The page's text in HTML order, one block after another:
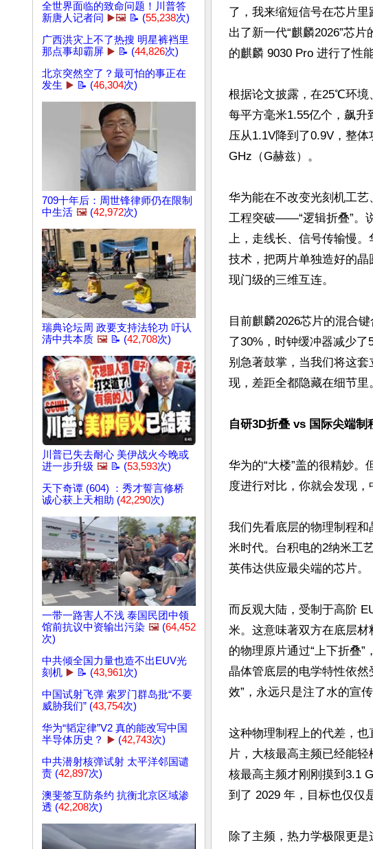
全世界面临的致命问题！川普答
新唐人记者问 ▶️🖼️ 📝 (55,238次)
广西洪灾上不了热搜 明星裤裆里
那点事却霸屏 ▶️ 📝 (44,826次)
北京突然空了？最可怕的事正在
发生 ▶️ 📝 (46,304次)
709十年后：周世锋律师仍在限制
中生活 🖼️ (42,972次)
瑞典论坛周 政要支持法轮功 吁认
清中共本质 🖼️ 📝 (42,708次)
川普已失去耐心 美伊战火今晚或
进一步升级 🖼️ 📝 (53,593次)
天下奇谭 (604) ：秀才誓言修桥
诚心获上天相助 (42,290次)
一带一路害人不浅 泰国民团中领
馆前抗议中资输出污染 🖼️ (64,452
次)
中共倾全国力量也造不出EUV光
刻机 ▶️ 📝 (43,961次)
中国试射飞弹 索罗门群岛批“不要
威胁我们” (43,754次)
华为“韬定律”V2 真的能改写中国
半导体历史？
▶️ (42,743次)
中共潜射核弹试射 太平洋邻国谴
责 (42,897次)
澳斐签互防条约 抗衡北京区域渗
透 (42,208次)
了，我来缩短信号在芯片
出了新一代“麒麟2026”芯
的麒麟 9030 Pro 进行了性能
根据论文披露，在25℃环境
每平方毫米1.55亿个，飙
压从1.1V降到了0.9V，整
GHz（G赫兹）。
华为能在不改变光刻机工
工程突破——“逻辑折叠”。
上，走线长、信号传输慢。
技术，把两片单独造好的晶
现门级的三维互连。
目前麒麟2026芯片的混合
了30%，时钟缓冲器减少
别急著鼓掌，当我们将这
现，差距全都隐藏在细节里
自研3D折叠 vs 国际尖端制
华为的“大楼”盖的很精妙。
度进行对比，你就会发现，
我们先看底层的物理制程
米时代。台积电的2纳米工
英伟达供应最尖端的芯片。
而反观大陆，受制于高阶
米。这意味著双方在底层
的物理原片通过“上下折叠”
晶体管底层的电学特性依
效”，永远只是注了水的宣传
这种物理制程上的代差，
片，大核最高主频已经能
核最高主频才刚刚摸到3.1
到了 2029 年，目标也仅仅
除了主频，热力学极限更